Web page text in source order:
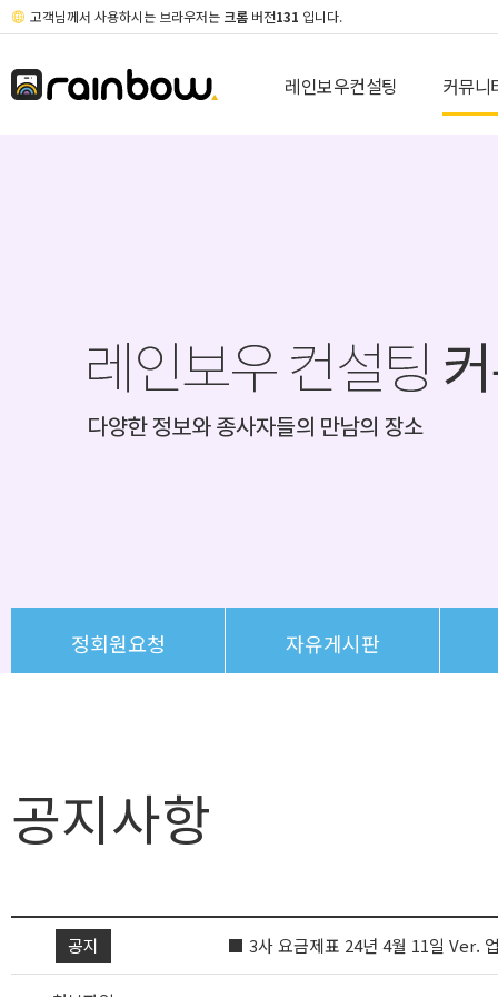
고객님께서 사용하시는 브라우저는 크롬 버전131 입니다.
레인보우컨설팅 커뮤니
정회원요청 자유게시판
공지사항
공지 ■ 3사 요금제표 24년 4월 11일 Ver.